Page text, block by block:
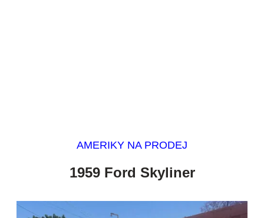
AMERIKY NA PRODEJ
1959 Ford Skyliner